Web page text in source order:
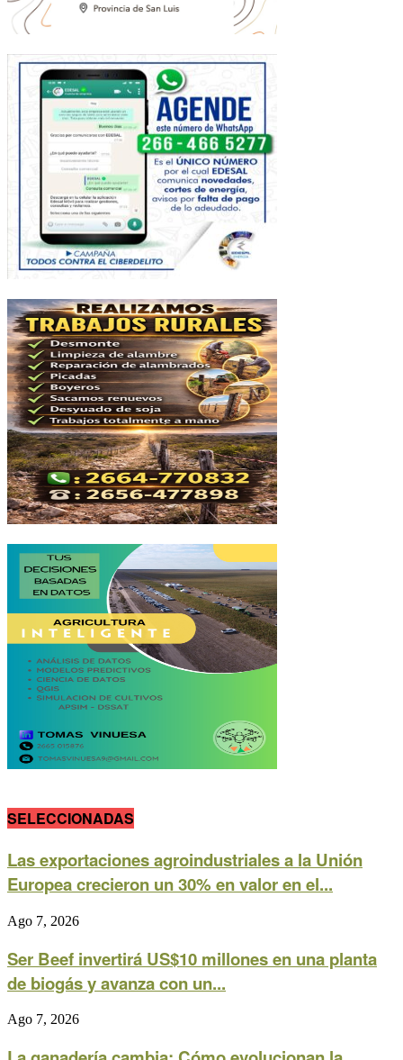
SELECCIONADAS
Las exportaciones agroindustriales a la Unión
Europea crecieron un 30% en valor en el...
Ago 7, 2026
Ser Beef invertirá US$10 millones en una planta
de biogás y avanza con un...
Ago 7, 2026